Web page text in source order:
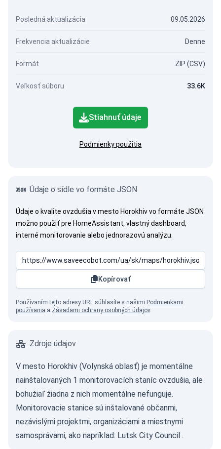
Posledná aktualizácia 09.05.2026
Frekvencia aktualizácie Denne
Formát ZIP (CSV)
Veľkosť súboru 33.6K
Stiahnuť údaje
Podmienky použitia
Údaje o sídle vo formáte JSON
Údaje o kvalite ovzdušia v mesto Horokhiv vo formáte JSON
možno použiť pre HomeAssistant, vlastný dashboard,
interné monitorovanie alebo jednorazovú analýzu.
Kopírovať
Používaním tejto adresy URL súhlasíte s našimi Podmienkami
používania a Zásadami ochrany osobných údajov.
Zdroje údajov
V mesto Horokhiv (Volynská oblasť) je momentálne
nainštalovaných 1 monitorovacích staníc ovzdušia, ale
bohužiaľ žiadna z nich momentálne nefunguje.
Monitorovacie stanice sú inštalované občanmi,
nezávislými projektmi, organizáciami a miestnymi
samosprávami, ako napríklad: Lutsk City Council .